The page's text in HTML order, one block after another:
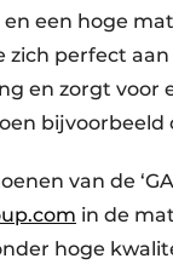
een hoge
zich perfect
en zorgt voor
van de
in de
hoge